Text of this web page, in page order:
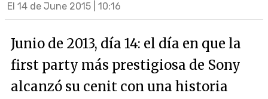
El 14 de June 2015 | 10:16
Junio de 2013, día 14: el día en que la
first party más prestigiosa de Sony
alcanzó su cenit con una historia